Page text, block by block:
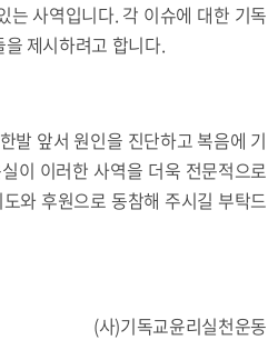
는 사역입니다. 각 이슈에 대한 기독
제시하려고 합니다.
발 앞서 원인을 진단하고 복음에 기
이 이러한 사역을 더욱 전문적으로
와 후원으로 동참해 주시길 부탁드
(사)기독교윤리실천운동